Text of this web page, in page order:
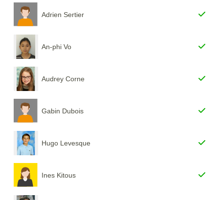
Adrien Sertier
An-phi Vo
Audrey Corne
Gabin Dubois
Hugo Levesque
Ines Kitous